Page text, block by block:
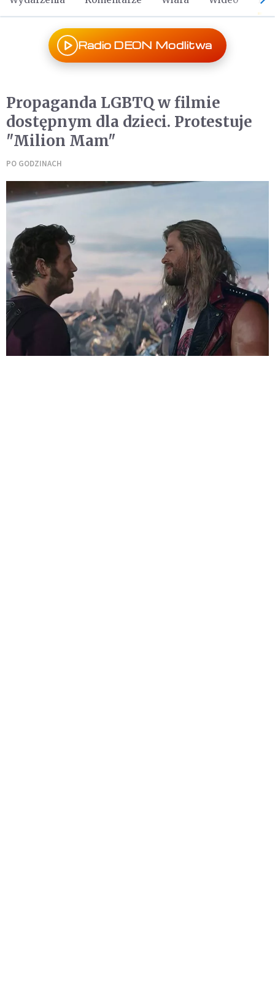
Radio DEON Modlitwa
Propaganda LGBTQ w filmie
dostępnym dla dzieci. Protestuje
"Milion Mam"
PO GODZINACH